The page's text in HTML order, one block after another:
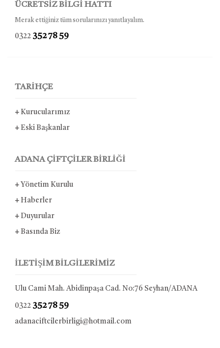
ÜCRETSİZ BİLGİ HATTI
Merak ettiğiniz tüm sorularınızı yanıtlayalım.
0322 352 78 59
TARİHÇE
+ Kurucularımız
+ Eski Başkanlar
ADANA ÇİFTÇİLER BİRLİĞİ
+ Yönetim Kurulu
+ Haberler
+ Duyurular
+ Basında Biz
İLETİŞİM BİLGİLERİMİZ
Ulu Cami Mah. Abidinpaşa Cad. No:76 Seyhan/ADANA
0322 352 78 59
adanaciftcilerbirligi@hotmail.com